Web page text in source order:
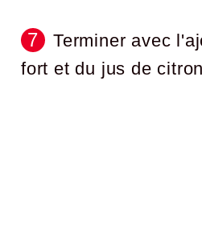
Terminer avec
fort et du jus de